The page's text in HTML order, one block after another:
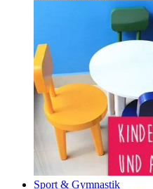
Sport & Gymnastik